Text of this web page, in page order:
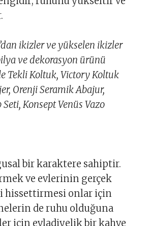
ikizler ve yükselen ikizler
ve dekorasyon ürünü
Tekli Koltuk, Victory Koltuk
Orenji Seramik Abajur,
Konsept Venüs Vazo
bir karaktere sahiptir.
ve evlerinin gerçek
hissettirmesi onlar için
de ruhu olduğuna
için evladiyelik bir kahve